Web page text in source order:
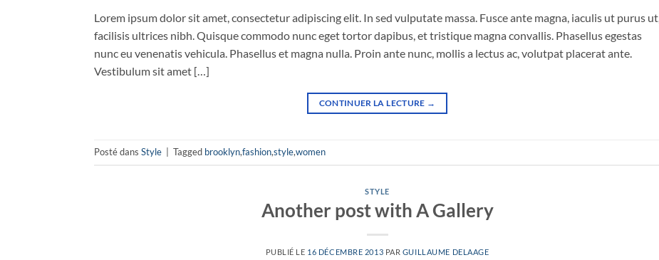
Lorem ipsum dolor sit amet, consectetur adipiscing elit. In sed vulputate massa. Fusce ante magna, iaculis ut purus ut,
facilisis ultrices nibh. Quisque commodo nunc eget tortor dapibus, et tristique magna convallis. Phasellus egestas
nunc eu venenatis vehicula. Phasellus et magna nulla. Proin ante nunc, mollis a lectus ac, volutpat placerat ante.
Vestibulum sit amet […]
CONTINUER LA LECTURE →
Posté dans Style Tagged brooklyn,fashion,style,women
STYLE
Another post with A Gallery
PUBLIÉ LE 16 DÉCEMBRE 2013 PAR GUILLAUME DELAAGE